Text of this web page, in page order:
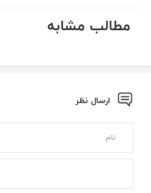
مطالب مشابه
ارسال نظر